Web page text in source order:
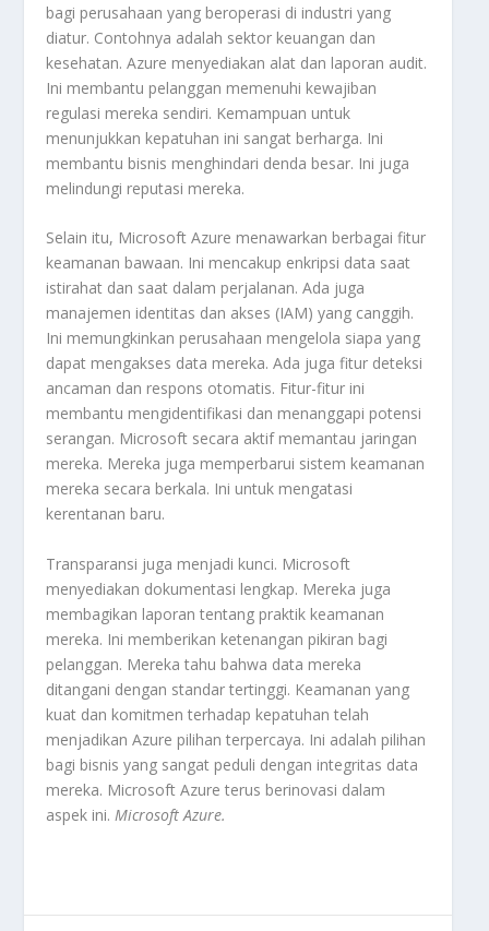
bagi perusahaan yang beroperasi di industri yang
diatur. Contohnya adalah sektor keuangan dan
kesehatan. Azure menyediakan alat dan laporan audit.
Ini membantu pelanggan memenuhi kewajiban
regulasi mereka sendiri. Kemampuan untuk
menunjukkan kepatuhan ini sangat berharga. Ini
membantu bisnis menghindari denda besar. Ini juga
melindungi reputasi mereka.
Selain itu, Microsoft Azure menawarkan berbagai fitur
keamanan bawaan. Ini mencakup enkripsi data saat
istirahat dan saat dalam perjalanan. Ada juga
manajemen identitas dan akses (IAM) yang canggih.
Ini memungkinkan perusahaan mengelola siapa yang
dapat mengakses data mereka. Ada juga fitur deteksi
ancaman dan respons otomatis. Fitur-fitur ini
membantu mengidentifikasi dan menanggapi potensi
serangan. Microsoft secara aktif memantau jaringan
mereka. Mereka juga memperbarui sistem keamanan
mereka secara berkala. Ini untuk mengatasi
kerentanan baru.
Transparansi juga menjadi kunci. Microsoft
menyediakan dokumentasi lengkap. Mereka juga
membagikan laporan tentang praktik keamanan
mereka. Ini memberikan ketenangan pikiran bagi
pelanggan. Mereka tahu bahwa data mereka
ditangani dengan standar tertinggi. Keamanan yang
kuat dan komitmen terhadap kepatuhan telah
menjadikan Azure pilihan terpercaya. Ini adalah pilihan
bagi bisnis yang sangat peduli dengan integritas data
mereka. Microsoft Azure terus berinovasi dalam
aspek ini. Microsoft Azure.